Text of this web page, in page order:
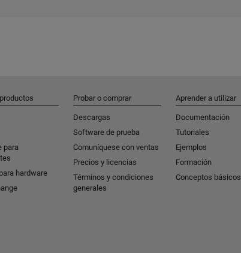
para
hardware
Probar o comprar
Descargas
Software de prueba
Comuníquese con ventas
Precios y licencias
Términos y condiciones
generales
Aprender a utilizar
Documentación
Tutoriales
Ejemplos
Formación
Conceptos básicos